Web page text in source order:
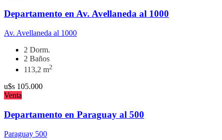
Departamento en Av. Avellaneda al 1000
Av. Avellaneda al 1000
2 Dorm.
2 Baños
113,2 m2
u$s 105.000
Venta
Departamento en Paraguay al 500
Paraguay 500